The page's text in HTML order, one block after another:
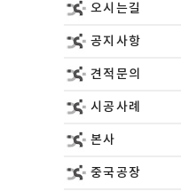
오시는길
공지사항
견적문의
시공사례
본사
중국공장